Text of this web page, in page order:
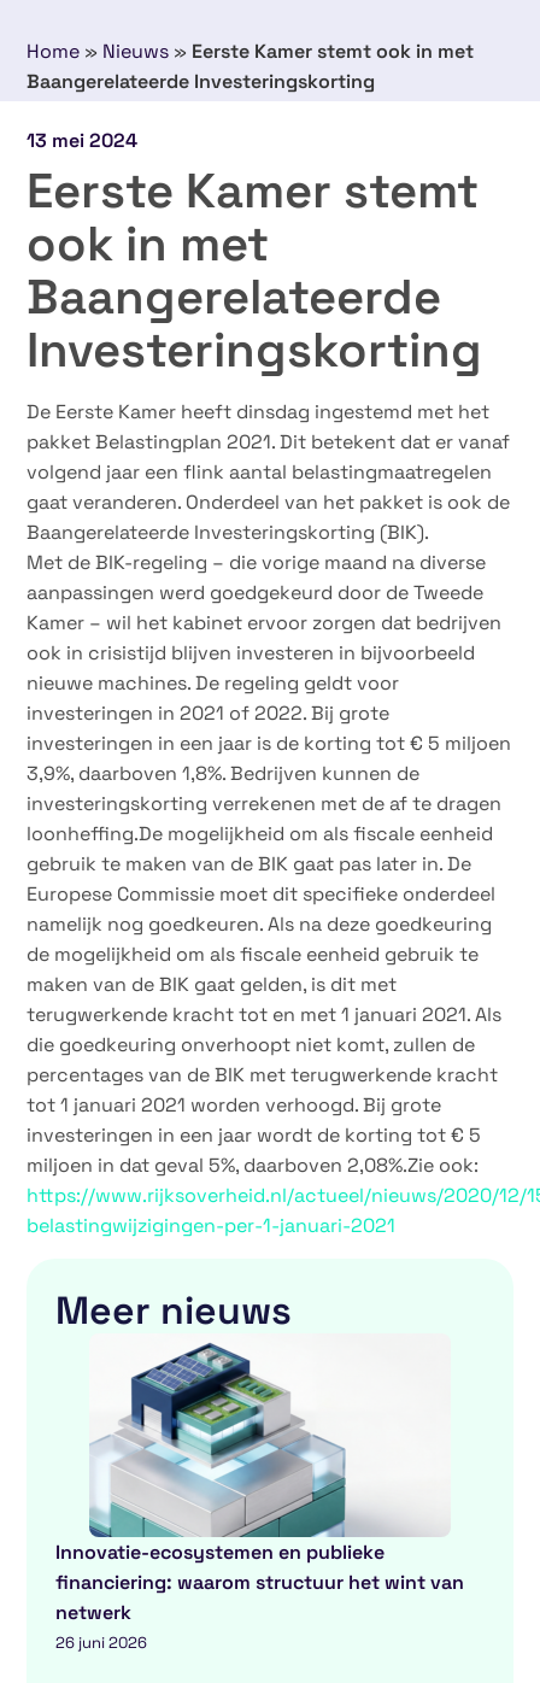
Home » Nieuws » Eerste Kamer stemt ook in met
Baangerelateerde Investeringskorting
13 mei 2024
Eerste Kamer stemt
ook in met
Baangerelateerde
Investeringskorting
De Eerste Kamer heeft dinsdag ingestemd met het
pakket Belastingplan 2021. Dit betekent dat er vanaf
volgend jaar een flink aantal belastingmaatregelen
gaat veranderen. Onderdeel van het pakket is ook de
Baangerelateerde Investeringskorting (BIK).
Met de BIK-regeling – die vorige maand na diverse
aanpassingen werd goedgekeurd door de Tweede
Kamer – wil het kabinet ervoor zorgen dat bedrijven
ook in crisistijd blijven investeren in bijvoorbeeld
nieuwe machines. De regeling geldt voor
investeringen in 2021 of 2022. Bij grote
investeringen in een jaar is de korting tot € 5 miljoen
3,9%, daarboven 1,8%. Bedrijven kunnen de
investeringskorting verrekenen met de af te dragen
loonheffing.De mogelijkheid om als fiscale eenheid
gebruik te maken van de BIK gaat pas later in. De
Europese Commissie moet dit specifieke onderdeel
namelijk nog goedkeuren. Als na deze goedkeuring
de mogelijkheid om als fiscale eenheid gebruik te
maken van de BIK gaat gelden, is dit met
terugwerkende kracht tot en met 1 januari 2021. Als
die goedkeuring onverhoopt niet komt, zullen de
percentages van de BIK met terugwerkende kracht
tot 1 januari 2021 worden verhoogd. Bij grote
investeringen in een jaar wordt de korting tot € 5
miljoen in dat geval 5%, daarboven 2,08%.Zie ook:
https://www.rijksoverheid.nl/actueel/nieuws/2020/12/
belastingwijzigingen-per-1-januari-2021
Meer nieuws
Innovatie-ecosystemen en publieke
financiering: waarom structuur het wint van
netwerk
26 juni 2026